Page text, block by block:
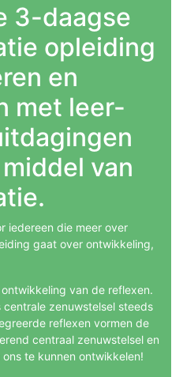
3-daagse
opleiding
en
met leer-
van
iedereen die meer over
gaat over ontwikkeling,
van de reflexen.
centrale zenuwstelsel steeds
reflexen vormen de
centraal zenuwstelsel en
te kunnen ontwikkelen!